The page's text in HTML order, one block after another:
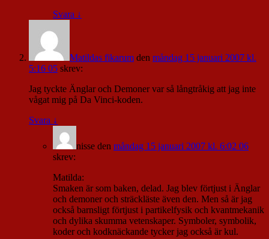
Svara ↓
Matildas fikarum den måndag 15 januari 2007 kl.
5:16 05 skrev:
Jag tyckte Änglar och Demoner var så långtråkig att jag inte
vågat mig på Da Vinci-koden.
Svara ↓
nisse den måndag 15 januari 2007 kl. 6:02 06
skrev:
Matilda:
Smaken är som baken, delad. Jag blev förtjust i Änglar
och demoner och sträckläste även den. Men så är jag
också barnsligt förtjust i partikelfysik och kvantmekanik
och dylika skumma vetenskaper. Symboler, symbolik,
koder och kodknäckande tycker jag också är kul.